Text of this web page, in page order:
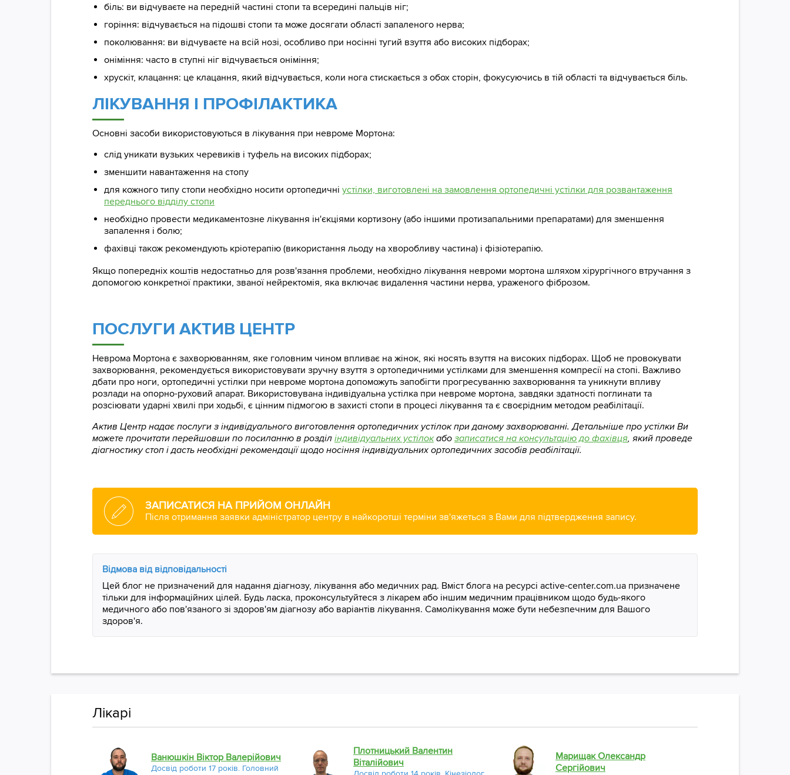
біль: ви відчуваєте на передній частині стопи та всередині пальців ніг;
горіння: відчувається на підошві стопи та може досягати області запаленого нерва;
поколювання: ви відчуваєте на всій нозі, особливо при носінні тугий взуття або високих підборах;
оніміння: часто в ступні ніг відчувається оніміння;
хрускіт, клацання: це клацання, який відчувається, коли нога стискається з обох сторін, фокусуючись в тій області та відчувається біль.
ЛІКУВАННЯ І ПРОФІЛАКТИКА
Основні засоби використовуються в лікування при невроме Мортона:
слід уникати вузьких черевиків і туфель на високих підборах;
зменшити навантаження на стопу
для кожного типу стопи необхідно носити ортопедичні устілки, виготовлені на замовлення ортопедичні устілки для розвантаження
переднього відділу стопи
необхідно провести медикаментозне лікування ін'єкціями кортизону (або іншими протизапальними препаратами) для зменшення
запалення і болю;
фахівці також рекомендують кріотерапію (використання льоду на хворобливу частина) і фізіотерапію.
Якщо попередніх коштів недостатньо для розв'язання проблеми, необхідно лікування невроми мортона шляхом хірургічного втручання з
допомогою конкретної практики, званої нейректомія, яка включає видалення частини нерва, ураженого фіброзом.
ПОСЛУГИ АКТИВ ЦЕНТР
Неврома Мортона є захворюванням, яке головним чином впливає на жінок, які носять взуття на високих підборах. Щоб не провокувати
захворювання, рекомендується використовувати зручну взуття з ортопедичними устілками для зменшення компресії на стопі. Важливо
дбати про ноги, ортопедичні устілки при невроме мортона допоможуть запобігти прогресуванню захворювання та уникнути впливу
розлади на опорно-руховий апарат. Використовувана індивідуальна устілка при невроме мортона, завдяки здатності поглинати та
розсіювати ударні хвилі при ходьбі, є цінним підмогою в захисті стопи в процесі лікування та є своєрідним методом реабілітації.
Актив Центр надає послуги з індивідуального виготовлення ортопедичних устілок при даному захворюванні.Детальніше про устілки Ви
можете прочитати перейшовши по посиланню в розділ індивідуальних устілокабо записатися на консультацію до фахівця, який проведе
діагностику стоп і дасть необхідні рекомендації щодо носіння індивідуальних ортопедичних засобів реабілітації.
ЗАПИСАТИСЯ НА ПРИЙОМ ОНЛАЙН
Після отримання заявки адміністратор центру в найкоротші терміни зв'яжеться з Вами для підтвердження запису.
Відмова від відповідальності
Цей блог не призначений для надання діагнозу, лікування або медичних рад. Вміст блога на ресурсі active-center.com.ua призначене
тільки для інформаційних цілей. Будь ласка, проконсультуйтеся з лікарем або іншим медичним працівником щодо будь-якого
медичного або пов'язаного зі здоров'ям діагнозу або варіантів лікування. Самолікування може бути небезпечним для Вашого
здоров'я.
Лікарі
Ванюшкін Віктор Валерійович
Досвід роботи 17 років. Головний
Плотницький Валентин
Віталійович
Марищак Олександр
Сергійович